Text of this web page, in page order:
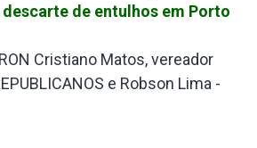
de entulhos em Porto
Cristiano Matos, vereador
e Robson Lima -